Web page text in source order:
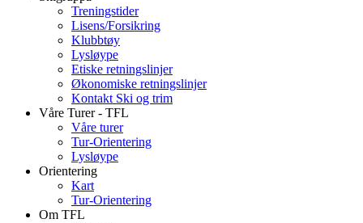
Treningstider
Lisens/Forsikring
Klubbtøy
Lysløype
Etiske retningslinjer
Økonomiske retningslinjer
Kontakt Ski og trim
Våre Turer - TFL
Våre turer
Tur-Orientering
Lysløype
Orientering
Kart
Tur-Orientering
Om TFL